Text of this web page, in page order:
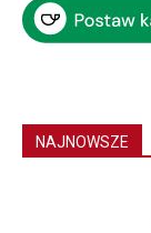
NAJNOWSZE